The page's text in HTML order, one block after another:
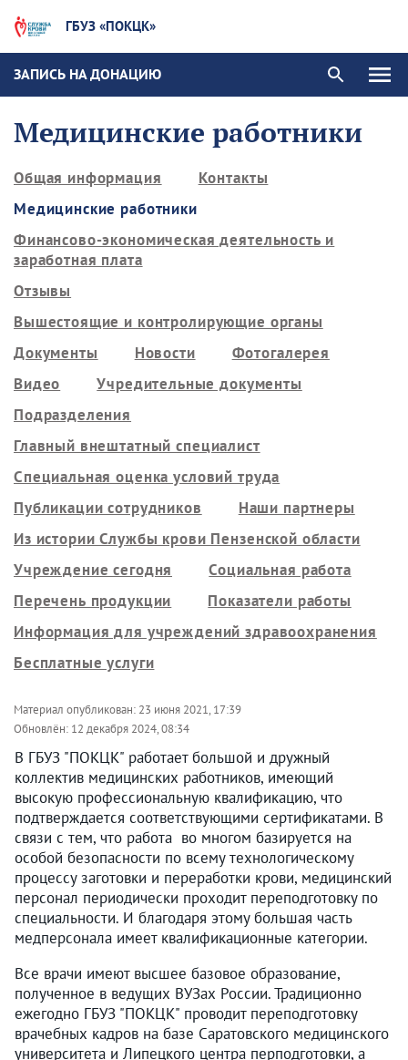
ГБУЗ «ПОКЦК»
ЗАПИСЬ НА ДОНАЦИЮ
Медицинские работники
Общая информация
Контакты
Медицинские работники
Финансово-экономическая деятельность и
заработная плата
Отзывы
Вышестоящие и контролирующие органы
Документы
Новости
Фотогалерея
Видео
Учредительные документы
Подразделения
Главный внештатный специалист
Специальная оценка условий труда
Публикации сотрудников
Наши партнеры
Из истории Службы крови Пензенской области
Учреждение сегодня
Социальная работа
Перечень продукции
Показатели работы
Информация для учреждений здравоохранения
Бесплатные услуги
Материал опубликован: 23 июня 2021, 17:39
Обновлён: 12 декабря 2024, 08:34
В ГБУЗ "ПОКЦК" работает большой и дружный
коллектив медицинских работников, имеющий
высокую профессиональную квалификацию, что
подтверждается соответствующими сертификатами. В
связи с тем, что работа во многом базируется на
особой безопасности по всему технологическому
процессу заготовки и переработки крови, медицинский
персонал периодически проходит переподготовку по
специальности. И благодаря этому большая часть
медперсонала имеет квалификационные категории.
Все врачи имеют высшее базовое образование,
полученное в ведущих ВУЗах России. Традиционно
ежегодно ГБУЗ "ПОКЦК" проводит переподготовку
врачебных кадров на базе Саратовского медицинского
университета и Липецкого центра перподготовки, а